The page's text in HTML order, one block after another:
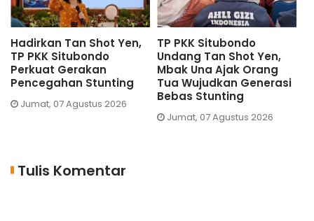
Hadirkan Tan Shot Yen,
TP PKK Situbondo
Perkuat Gerakan
Pencegahan Stunting
Jumat, 07 Agustus 2026
TP PKK Situbondo
Undang Tan Shot Yen,
Mbak Una Ajak Orang
Tua Wujudkan Generasi
Bebas Stunting
Jumat, 07 Agustus 2026
Tulis Komentar